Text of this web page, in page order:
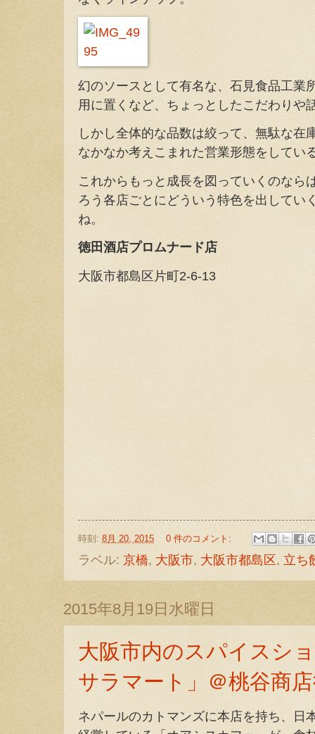
幻のソースとして有名な、石見食品工業
用に置くなど、ちょっとしたこだわりや
しかし全体的な品数は絞って、無駄な在
なかなか考えこまれた営業形態をしてい
これからもっと成長を図っていくのなら
ろう各店ごとにどういう特色を出してい
ね。
徳田酒店プロムナード店
大阪市都島区片町2-6-13
時刻: 8月 20, 2015 0 件のコメント:
ラベル: 京橋, 大阪市, 大阪市都島区 , 立ち
2015年8月19日水曜日
大阪市内のスパイスシ
サラマート」＠桃谷商
ネパールのカトマンズに本店を持ち、日